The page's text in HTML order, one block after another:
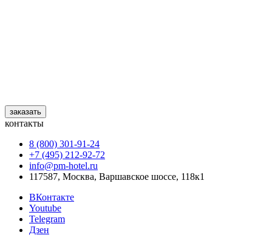
заказать
контакты
8 (800) 301‑91‑24
+7 (495) 212‑92‑72
info@pm-hotel.ru
117587, Москва, Варшавское шоссе, 118к1
ВКонтакте
Youtube
Telegram
Дзен